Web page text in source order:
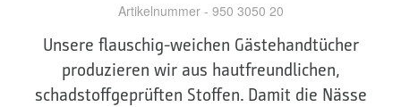
Artikelnummer - 950 3050 20
Unsere flauschig-weichen Gästehandtücher
produzieren wir aus hautfreundlichen,
schadstoffgeprüften Stoffen. Damit die Nässe